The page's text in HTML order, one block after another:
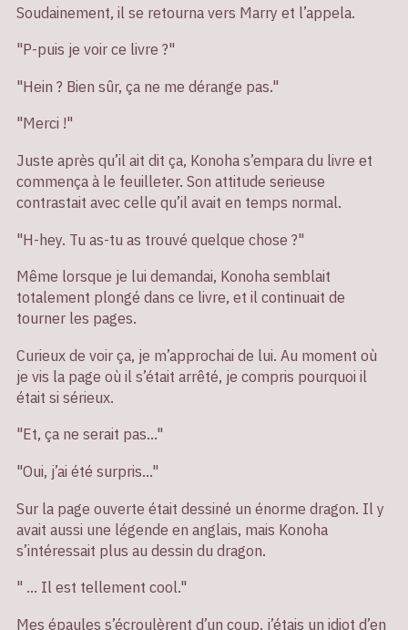
Soudainement, il se retourna vers Marry et l’appela.
"P-puis je voir ce livre ?"
"Hein ? Bien sûr, ça ne me dérange pas."
"Merci !"
Juste après qu’il ait dit ça, Konoha s’empara du livre et
commença à le feuilleter. Son attitude serieuse
contrastait avec celle qu’il avait en temps normal.
"H-hey. Tu as-tu as trouvé quelque chose ?"
Même lorsque je lui demandai, Konoha semblait
totalement plongé dans ce livre, et il continuait de
tourner les pages.
Curieux de voir ça, je m’approchai de lui. Au moment où
je vis la page où il s’était arrêté, je compris pourquoi il
était si sérieux.
"Et, ça ne serait pas…"
"Oui, j’ai été surpris…"
Sur la page ouverte était dessiné un énorme dragon. Il y
avait aussi une légende en anglais, mais Konoha
s’intéressait plus au dessin du dragon.
" … Il est tellement cool."
Mes épaules s’écroulèrent d’un coup, j’étais un idiot d’en